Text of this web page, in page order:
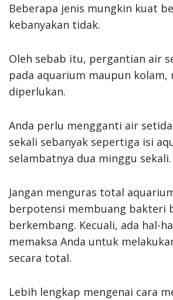
Beberapa jenis mungkin kuat
kebanyakan tidak.
Oleh sebab itu, pergantian air
pada aquarium maupun kolam,
diperlukan.
Anda perlu mengganti air
sekali sebanyak sepertiga isi
selambatnya dua minggu sekali.
Jangan menguras total
berpotensi membuang bakteri
berkembang. Kecuali, ada hal-
memaksa Anda untuk
secara total.
Lebih lengkap mengenai cara